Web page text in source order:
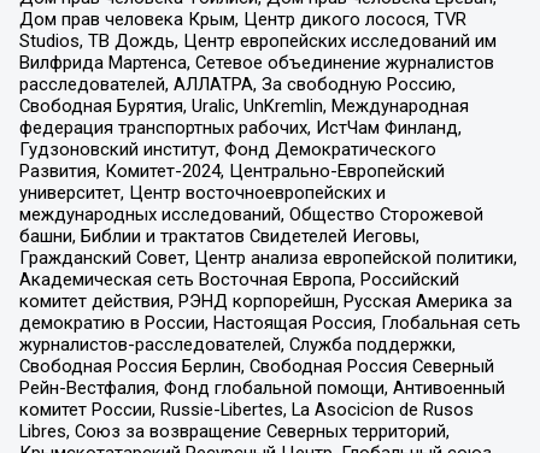
Дом прав человека Крым, Центр дикого лосося, TVR
Studios, ТВ Дождь, Центр европейских исследований им
Вилфрида Мартенса, Сетевое объединение журналистов
расследователей, АЛЛАТРА, За свободную Россию,
Свободная Бурятия, Uralic, UnKremlin, Международная
федерация транспортных рабочих, ИстЧам Финланд,
Гудзоновский институт, Фонд Демократического
Развития, Комитет-2024, Центрально-Европейский
университет, Центр восточноевропейских и
международных исследований, Общество Сторожевой
башни, Библии и трактатов Свидетелей Иеговы,
Гражданский Совет, Центр анализа европейской политики,
Академическая сеть Восточная Европа, Российский
комитет действия, РЭНД корпорейшн, Русская Америка за
демократию в России, Настоящая Россия, Глобальная сеть
журналистов-расследователей, Служба поддержки,
Свободная Россия Берлин, Свободная Россия Северный
Рейн-Вестфалия, Фонд глобальной помощи, Антивоенный
комитет России, Russie-Libertes, La Asocicion de Rusos
Libres, Союз за возвращение Северных территорий,